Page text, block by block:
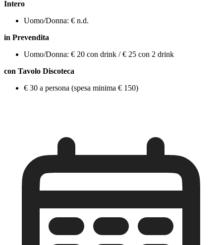
Intero
Uomo/Donna: € n.d.
in Prevendita
Uomo/Donna: € 20 con drink / € 25 con 2 drink
con Tavolo Discoteca
€ 30 a persona (spesa minima € 150)